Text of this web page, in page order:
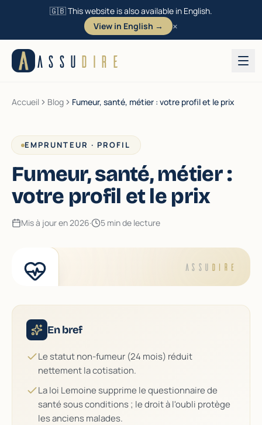
🇬🇧 This website is also available in English.
View in English →
×
Aller au contenu
ASSU DIRE
Accueil Blog Fumeur, santé, métier : votre profil et le prix
EMPRUNTEUR · PROFIL
Fumeur, santé, métier :
votre profil et le prix
Mis à jour en 2026· 5 min de lecture
ASSU DIRE
En bref
Le statut non-fumeur (24 mois) réduit
nettement la cotisation.
La loi Lemoine supprime le questionnaire de
santé sous conditions ; le droit à l'oubli protège
les anciens malades.